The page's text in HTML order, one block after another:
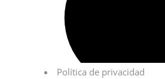
Política de privacidad